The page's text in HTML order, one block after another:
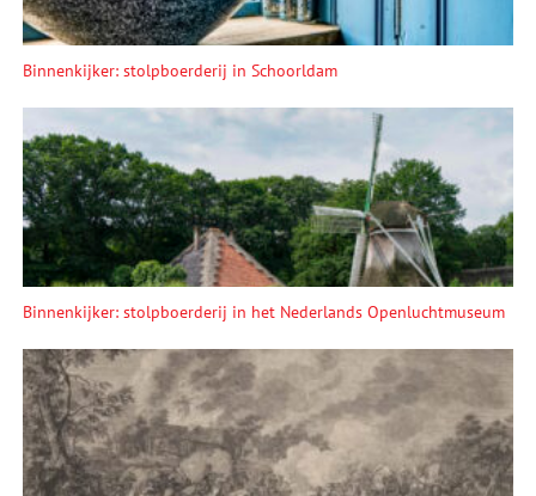
Binnenkijker: stolpboerderij in Schoorldam
Binnenkijker: stolpboerderij in het Nederlands Openluchtmuseum